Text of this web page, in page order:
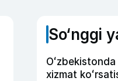
So‘nggi
xizmat